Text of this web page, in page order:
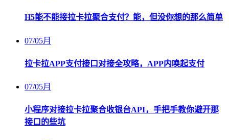
H5能不能接拉卡拉聚合支付？能，但没你想的那么简单
07/05月
拉卡拉APP支付接口对接全攻略，APP内唤起支付
07/05月
小程序对接拉卡拉聚合收银台API，手把手教你避开那
接口的些坑